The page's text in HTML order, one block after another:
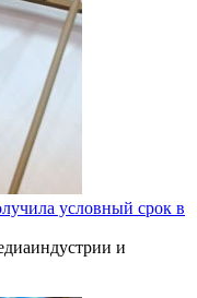
условный срок в
и